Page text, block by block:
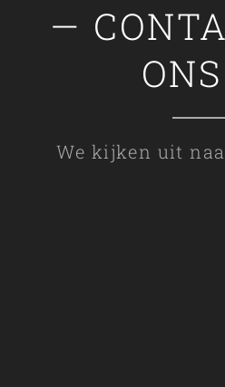
—
We kijken uit